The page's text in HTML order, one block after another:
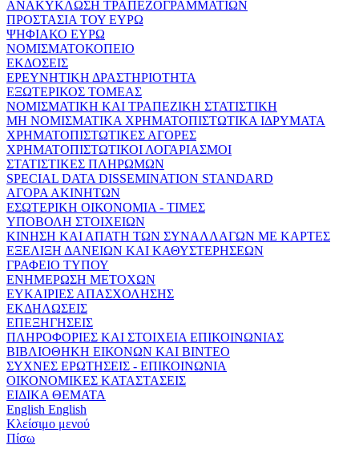
ΑΝΑΚΥΚΛΩΣΗ ΤΡΑΠΕΖΟΓΡΑΜΜΑΤΙΩΝ
ΠΡΟΣΤΑΣΙΑ ΤΟΥ ΕΥΡΩ
ΨΗΦΙΑΚΟ ΕΥΡΩ
ΝΟΜΙΣΜΑΤΟΚΟΠΕΙΟ
ΕΚΔΟΣΕΙΣ
ΕΡΕΥΝΗΤΙΚΗ ΔΡΑΣΤΗΡΙΟΤΗΤΑ
ΕΞΩΤΕΡΙΚΟΣ ΤΟΜΕΑΣ
ΝΟΜΙΣΜΑΤΙΚΗ ΚΑΙ ΤΡΑΠΕΖΙΚΗ ΣΤΑΤΙΣΤΙΚΗ
ΜΗ ΝΟΜΙΣΜΑΤΙΚΑ ΧΡΗΜΑΤΟΠΙΣΤΩΤΙΚΑ ΙΔΡΥΜΑΤΑ
ΧΡΗΜΑΤΟΠΙΣΤΩΤΙΚΕΣ ΑΓΟΡΕΣ
ΧΡΗΜΑΤΟΠΙΣΤΩΤΙΚΟΙ ΛΟΓΑΡΙΑΣΜΟΙ
ΣΤΑΤΙΣΤΙΚΕΣ ΠΛΗΡΩΜΩΝ
SPECIAL DATA DISSEMINATION STANDARD
ΑΓΟΡΑ ΑΚΙΝΗΤΩΝ
ΕΣΩΤΕΡΙΚΗ ΟΙΚΟΝΟΜΙΑ - ΤΙΜΕΣ
ΥΠΟΒΟΛΗ ΣΤΟΙΧΕΙΩΝ
ΚΙΝΗΣΗ ΚΑΙ ΑΠΑΤΗ ΤΩΝ ΣΥΝΑΛΛΑΓΩΝ ΜΕ ΚΑΡΤΕΣ
ΕΞΕΛΙΞΗ ΔΑΝΕΙΩΝ ΚΑΙ ΚΑΘΥΣΤΕΡΗΣΕΩΝ
ΓΡΑΦΕΙΟ ΤΥΠΟΥ
ΕΝΗΜΕΡΩΣΗ ΜΕΤΟΧΩΝ
ΕΥΚΑΙΡΙΕΣ ΑΠΑΣΧΟΛΗΣΗΣ
ΕΚΔΗΛΩΣΕΙΣ
ΕΠΕΞΗΓΗΣΕΙΣ
ΠΛΗΡΟΦΟΡΙΕΣ ΚΑΙ ΣΤΟΙΧΕΙΑ ΕΠΙΚΟΙΝΩΝΙΑΣ
ΒΙΒΛΙΟΘΗΚΗ ΕΙΚΟΝΩΝ ΚΑΙ ΒΙΝΤΕΟ
ΣΥΧΝΕΣ ΕΡΩΤΗΣΕΙΣ - ΕΠΙΚΟΙΝΩΝΙΑ
ΟΙΚΟΝΟΜΙΚΕΣ ΚΑΤΑΣΤΑΣΕΙΣ
ΕΙΔΙΚΑ ΘΕΜΑΤΑ
English English
Κλείσιμο μενού
Πίσω